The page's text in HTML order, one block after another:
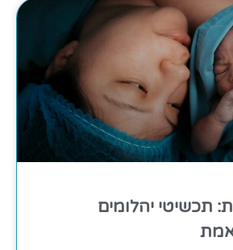
תכשיטי יהלומים